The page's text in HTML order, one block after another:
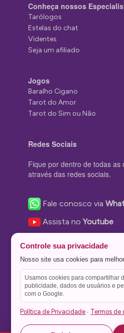
Conheça nossos
Tarólogos
Estelas do chat
Videntes
Seja um afiliado
Jogos
Baralho Cigano
Tarot do Amor
Tarot do Sim ou Não
Redes Sociais
Fique por dentro de todas as
através das redes sociais.
Fale conosco via
Assista noYoutube
Nos siga no Instagram
Nos siga noTwitter
Salve no
Controle sua privacidade
Nosso site usa cookies para
Usamos cookies para compartilhar
publicidade, dados de usuários e
com o Google.
Política de Privacidade · Termos de